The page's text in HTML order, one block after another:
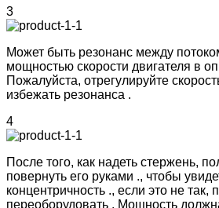
3
Может быть резонанс между
мощностью скорости двигателя в
Пожалуйста, отрегулируйте
избежать резонанса .
4
После того, как надеть стержень,
повернуть его руками ., чтобы
концентричность ., если это не так,
переоборудовать . Мощность